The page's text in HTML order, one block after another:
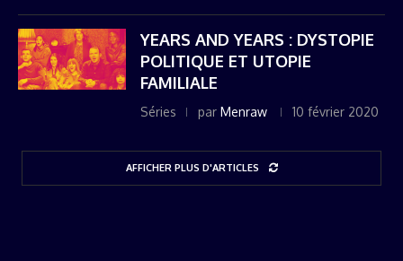
YEARS AND YEARS : DYSTOPIE
POLITIQUE ET UTOPIE
FAMILIALE
Séries par Menraw 10 février 2020
AFFICHER PLUS D'ARTICLES